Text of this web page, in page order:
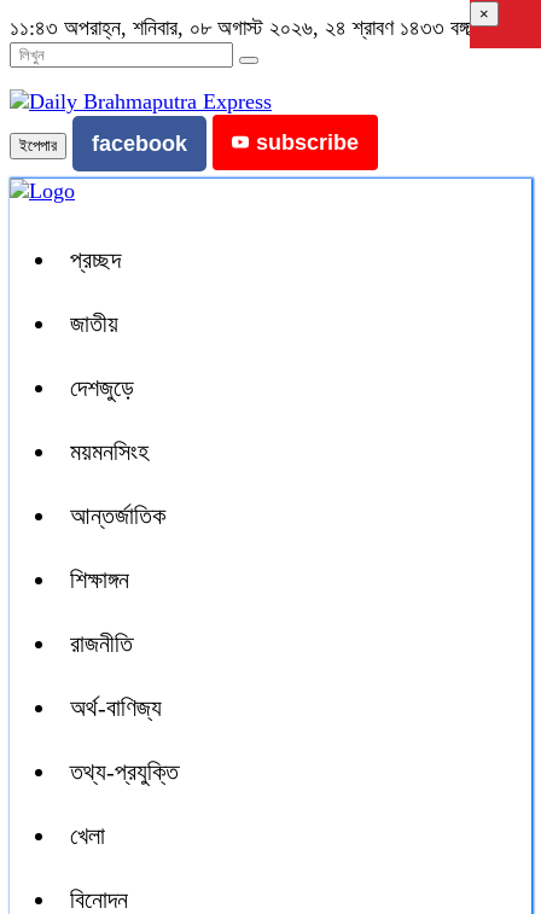
১১:৪৩ অপরাহ্ন, শনিবার, ০৮ অগাস্ট ২০২৬, ২৪ শ্রাবণ ১৪৩৩ বঙ্গাব্দ
ইপেপার facebook subscribe
প্রচ্ছদ
জাতীয়
দেশজুড়ে
ময়মনসিংহ
আন্তর্জাতিক
শিক্ষাঙ্গন
রাজনীতি
অর্থ-বাণিজ্য
তথ্য-প্রযুক্তি
খেলা
বিনোদন
×